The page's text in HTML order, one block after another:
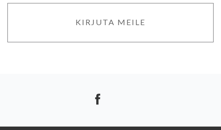
KIRJUTA MEILE